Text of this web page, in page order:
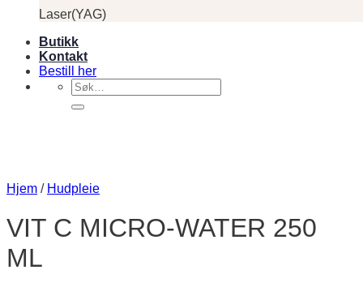
Laser(YAG)
Butikk
Kontakt
Bestill her
Søk
etter:
Hjem / Hudpleie
VIT C MICRO-WATER 250
ML